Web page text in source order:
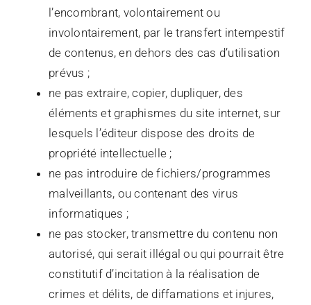
l’encombrant, volontairement ou
involontairement, par le transfert intempestif
de contenus, en dehors des cas d’utilisation
prévus ;
ne pas extraire, copier, dupliquer, des
éléments et graphismes du site internet, sur
lesquels l’éditeur dispose des droits de
propriété intellectuelle ;
ne pas introduire de fichiers/programmes
malveillants, ou contenant des virus
informatiques ;
ne pas stocker, transmettre du contenu non
autorisé, qui serait illégal ou qui pourrait être
constitutif d’incitation à la réalisation de
crimes et délits, de diffamations et injures,